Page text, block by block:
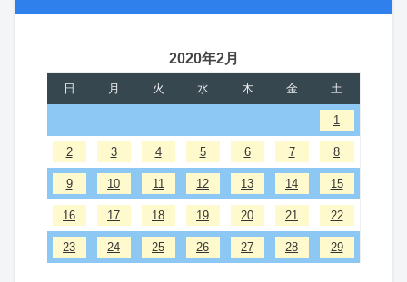
2020年2月
日 月 火 水 木 金 土
1
2 3 4 5 6 7 8
9 10 11 12 13 14 15
16 17 18 19 20 21 22
23 24 25 26 27 28 29